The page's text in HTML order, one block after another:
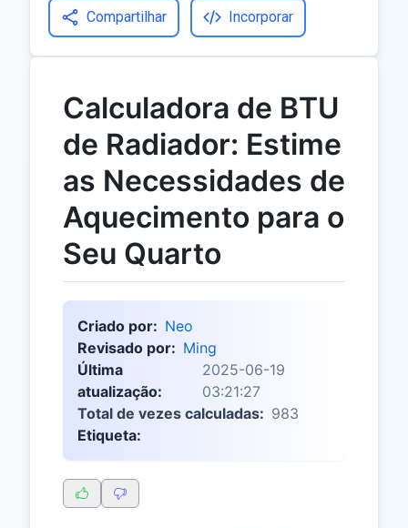
Compartilhar Incorporar
Calculadora de BTU
de Radiador: Estime
as Necessidades de
Aquecimento para o
Seu Quarto
Criado por: Neo
Revisado por: Ming
Última
atualização:
2025-06-19
03:21:27
Total de vezes calculadas: 983
Etiqueta: